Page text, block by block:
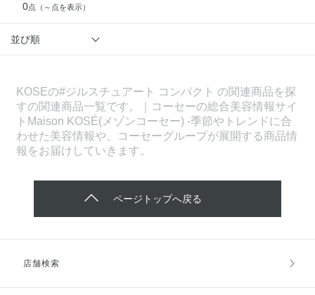
0点 （～点を表示）
並び順
KOSEの#ジルスチュアート コンパクト の関連商品を探
すの関連商品一覧です。｜コーセーの総合美容情報サイ
トMaison KOSÉ(メゾンコーセー) -季節やトレンドに合
わせた美容情報や、コーセーグループが展開する商品情
報をお届けしていきます。
ページトップへ戻る
店舗検索